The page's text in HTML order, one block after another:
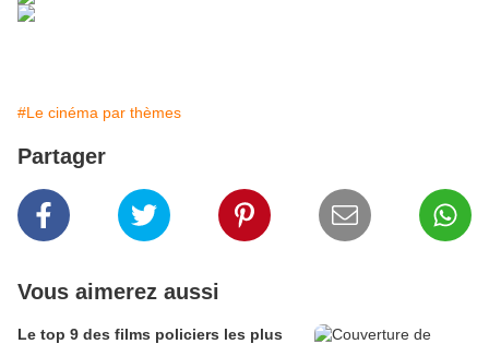
#Le cinéma par thèmes
Partager
Vous aimerez aussi
Le top 9 des films policiers les plus